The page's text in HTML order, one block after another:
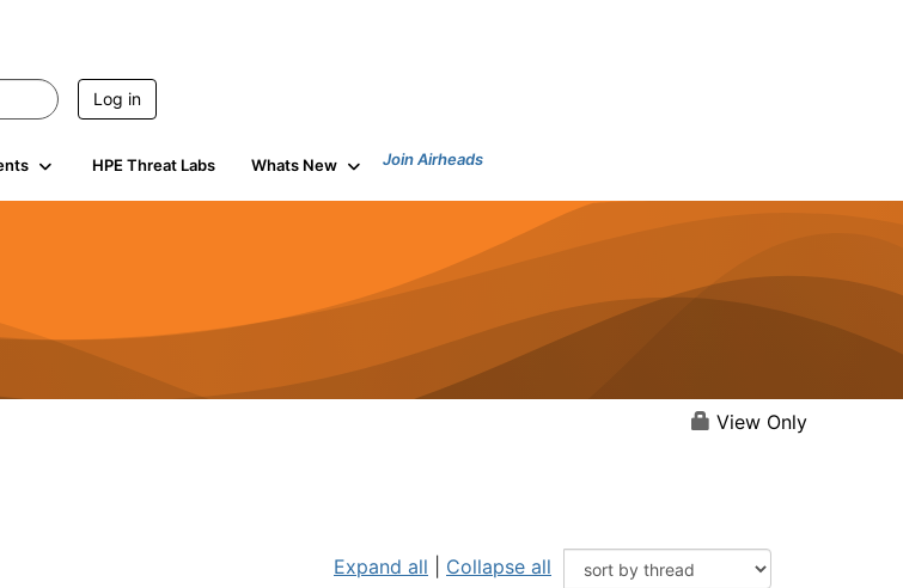
Log in
HPE Threat Labs Whats New Join Airheads
View Only
Expand all Collapse all